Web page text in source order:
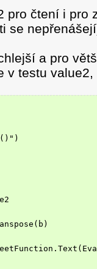
pro čtení i pro
se
a pro
v testu